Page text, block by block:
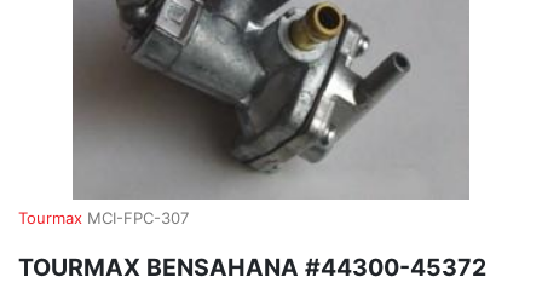
Tourmax MCI-FPC-307
TOURMAX BENSAHANA #44300-45372